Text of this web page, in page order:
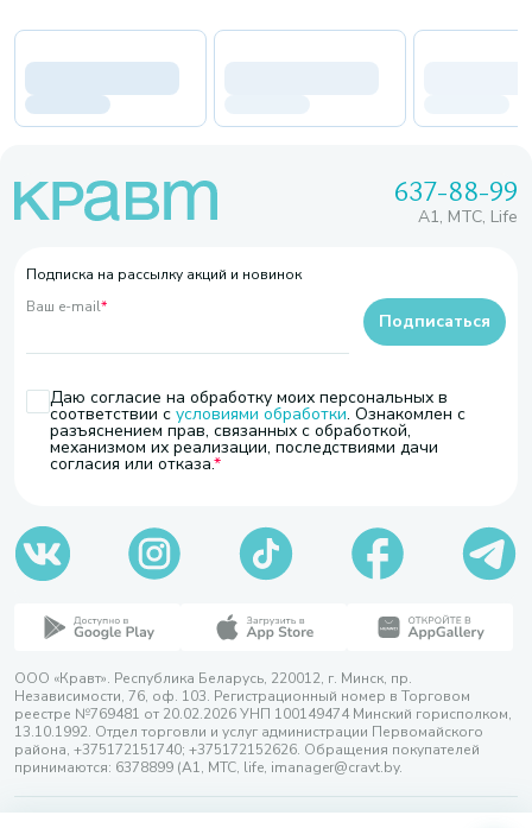
637-88-99
A1, МТС, Life
Подписка на рассылку акций и новинок
Ваш e-mail*
Даю согласие на обработку моих персональных в
соответствии с условиями обработки. Ознакомлен с
разъяснением прав, связанных с обработкой,
механизмом их реализации, последствиями дачи
согласия или отказа.
Подписаться
ООО «Кравт». Республика Беларусь, 220012, г. Минск, пр.
Независимости, 76, оф. 103. Регистрационный номер в Торговом
реестре №769481 от 20.02.2026 УНП 100149474 Минский горисполком,
13.10.1992. Отдел торговли и услуг администрации Первомайского
района, +375172151740; +375172152626. Обращения покупателей
принимаются: 6378899 (А1, МТС, life, imanager@cravt.by.